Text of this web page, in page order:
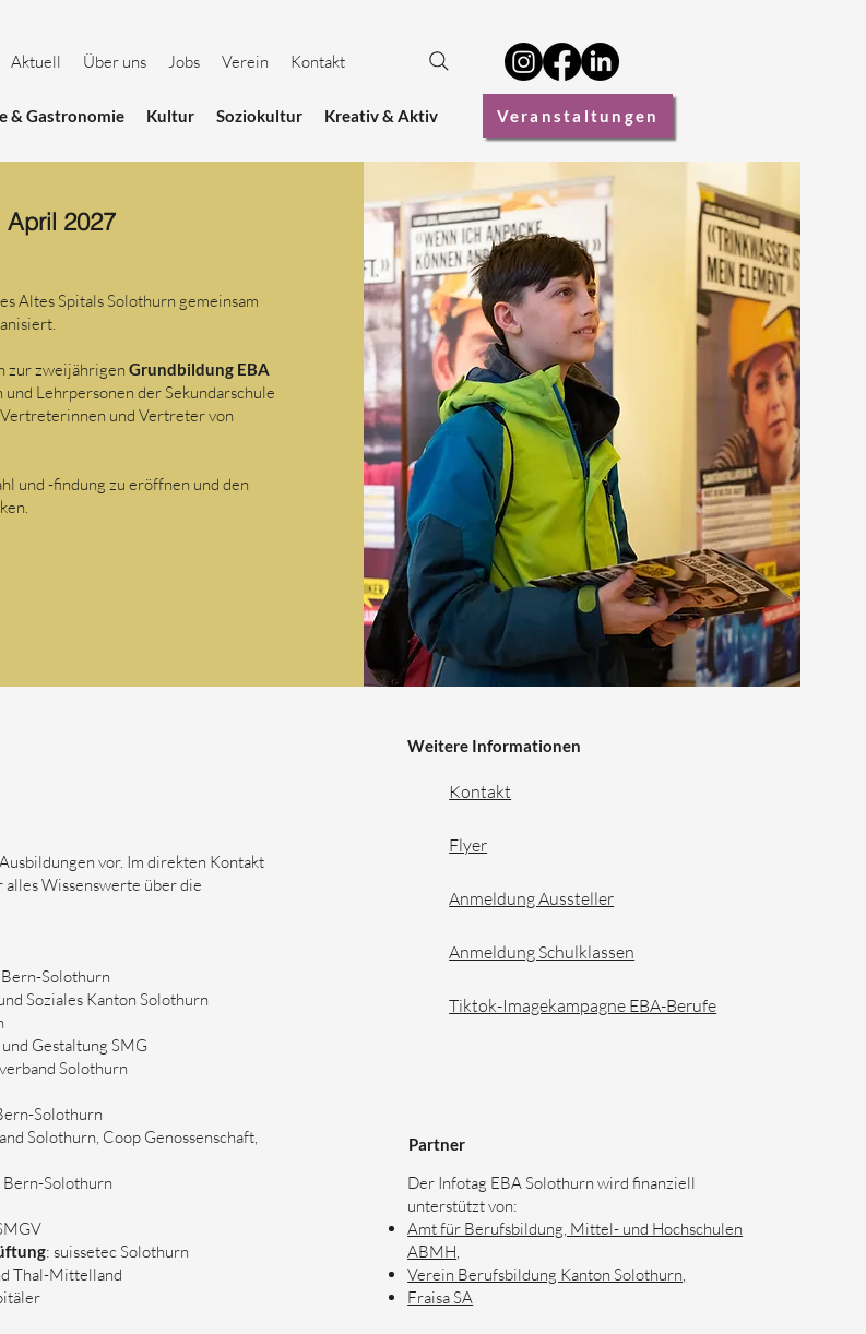
Aktuell Über uns Jobs Verein Kontakt
& Gastronomie Kultur Soziokultur Kreativ & Aktiv Veranstaltungen
April 2027
Altes Spitals Solothurn gemeinsam
zur zweijährigenGrundbildung EBA
Lehrpersonen der Sekundarschule
und Vertreter von
und -findung zu eröffnen und den
vor. Im direkten Kontakt
Wissenswerte über die
Solothurn
Soziales Kanton Solothurn
Gestaltung SMG
Solothurn
Solothurn
Solothurn, Coop Genossenschaft,
Bern-Solothurn
: suissetec Solothurn
Thal-Mittelland
Weitere Informationen
Kontakt
Flyer
Anmeldung Aussteller
Anmeldung Schulklassen
Tiktok-Imagekampagne EBA-Berufe
Partner
Der Infotag EBA Solothurn wird finanziell
unterstützt von:
Amt für Berufsbildung, Mittel- und Hochschulen
ABMH,
Verein Berufsbildung Kanton Solothurn,
Fraisa SA